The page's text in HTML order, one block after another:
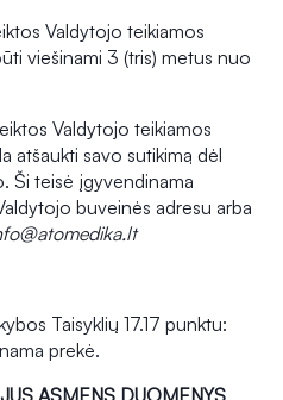
Valdytojo teikiamos
viešinami 3 (tris) metus nuo
Valdytojo teikiamos
atšaukti savo sutikimą dėl
Ši teisė įgyvendinama
buveinės adresu arba
Taisyklių 17.17 punktu:
prekė.